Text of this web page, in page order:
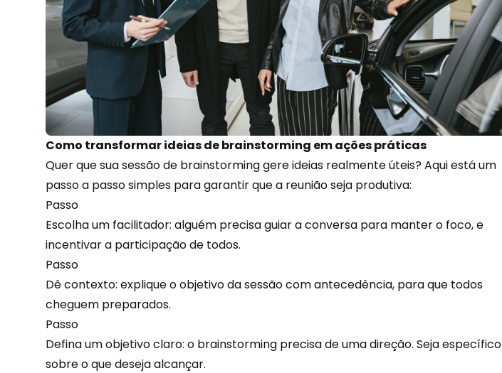
Como transformar ideias de brainstorming em ações práticas
Quer que sua sessão de brainstorming gere ideias realmente úteis? Aqui está um
passo a passo simples para garantir que a reunião seja produtiva:
Passo
Escolha um facilitador: alguém precisa guiar a conversa para manter o foco, e
incentivar a participação de todos.
Passo
Dê contexto: explique o objetivo da sessão com antecedência, para que todos
cheguem preparados.
Passo
Defina um objetivo claro: o brainstorming precisa de uma direção. Seja específico
sobre o que deseja alcançar.